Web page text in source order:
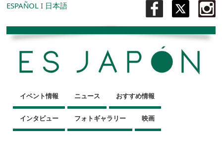
ESPAÑOL I 日本語
イベント情報 ニュース おすすめ情報
インタビュー フォトギャラリー 映画